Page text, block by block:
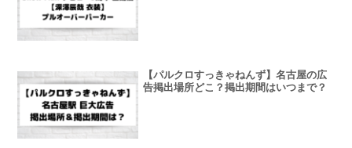
【パルクロすっきゃねんず】名古屋の広
告掲出場所どこ？掲出期間はいつまで？